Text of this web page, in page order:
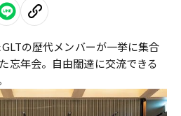
の歴代メンバーが一挙に集合
忘年会。自由闊達に交流できる